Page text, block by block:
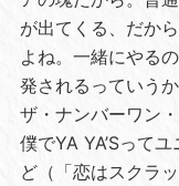
が出てくる、だか
よね。一緒にやる
発されるっていうか
ザ・ナンバーワン
僕でYA YA’Sって
ど（「恋はスクラ